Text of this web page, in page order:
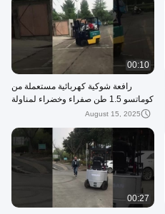
00:10
رافعة شوكية كهربائية مستعملة من
كوماتسو 1.5 طن صفراء وخضراء لمناولة
August 15, 2025
00:27